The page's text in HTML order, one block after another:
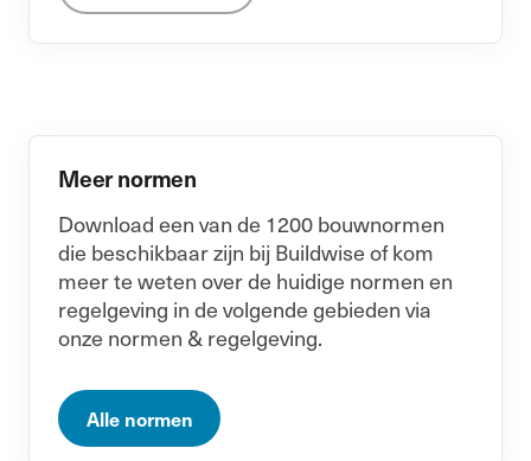
Meer normen
Download een van de 1200 bouwnormen
die beschikbaar zijn bij Buildwise of kom
meer te weten over de huidige normen en
regelgeving in de volgende gebieden via
onze normen & regelgeving.
Alle normen